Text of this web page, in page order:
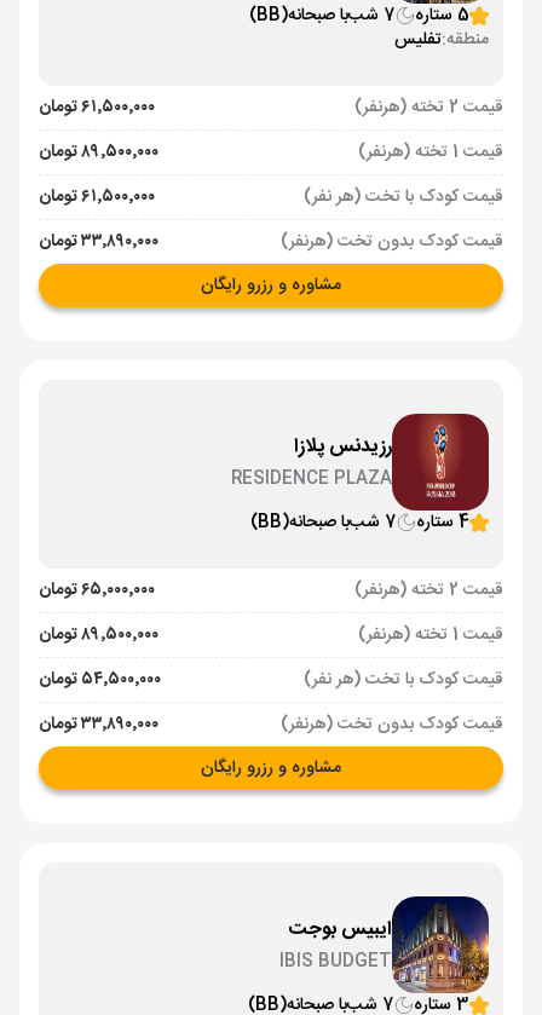
5 ستاره
7 شب با صبحانه(BB)
منطقه:تفلیس
قیمت 2 تخته (هرنفر)
۶۱٬۵۰۰٬۰۰۰ تومان
قیمت 1 تخته (هرنفر)
۸۹٬۵۰۰٬۰۰۰ تومان
قیمت کودک با تخت (هر نفر)
۶۱٬۵۰۰٬۰۰۰ تومان
قیمت کودک بدون تخت (هرنفر)
۳۳٬۸۹۰٬۰۰۰ تومان
مشاوره و رزرو رایگان
رزیدنس پلازا
RESIDENCE PLAZA
4 ستاره
7 شب با صبحانه(BB)
قیمت 2 تخته (هرنفر)
۶۵٬۰۰۰٬۰۰۰ تومان
قیمت 1 تخته (هرنفر)
۸۹٬۵۰۰٬۰۰۰ تومان
قیمت کودک با تخت (هر نفر)
۵۴٬۵۰۰٬۰۰۰ تومان
قیمت کودک بدون تخت (هرنفر)
۳۳٬۸۹۰٬۰۰۰ تومان
مشاوره و رزرو رایگان
ایبیس بوجت
IBIS BUDGET
3 ستاره
7 شب با صبحانه(BB)